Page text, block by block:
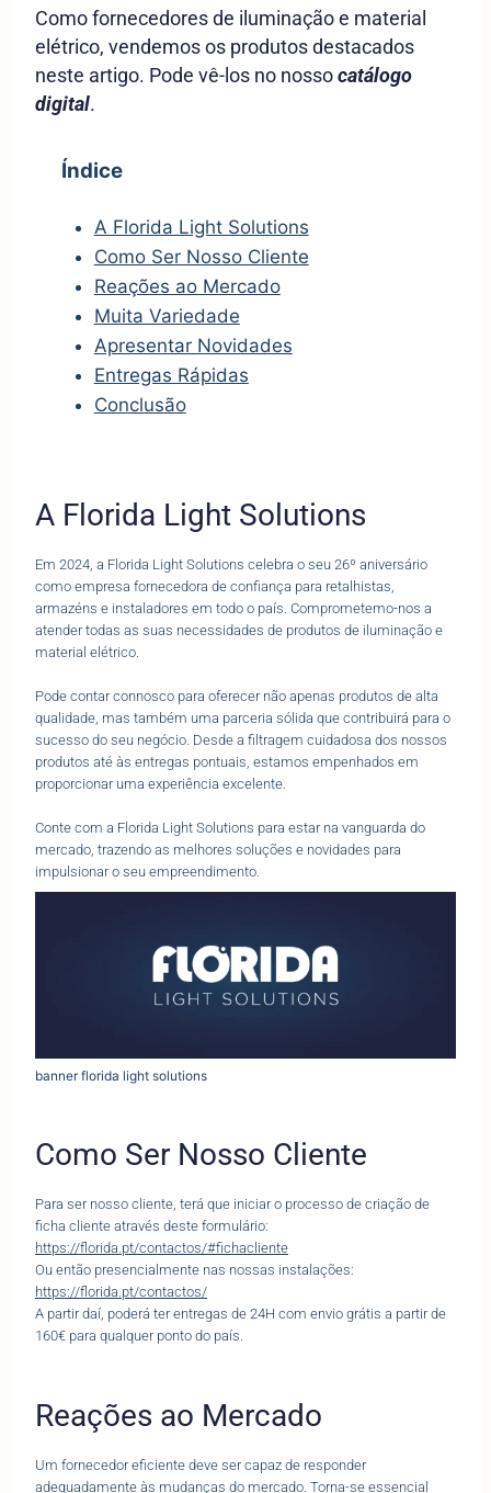
Como fornecedores de iluminação e material
elétrico, vendemos os produtos destacados
neste artigo. Pode vê-los no nosso catálogo
digital.
Índice
A Florida Light Solutions
Como Ser Nosso Cliente
Reações ao Mercado
Muita Variedade
Apresentar Novidades
Entregas Rápidas
Conclusão
A Florida Light Solutions
Em 2024, a Florida Light Solutions celebra o seu 26º aniversário
como empresa fornecedora de confiança para retalhistas,
armazéns e instaladores em todo o país. Comprometemo-nos a
atender todas as suas necessidades de produtos de iluminação e
material elétrico.
Pode contar connosco para oferecer não apenas produtos de alta
qualidade, mas também uma parceria sólida que contribuirá para o
sucesso do seu negócio. Desde a filtragem cuidadosa dos nossos
produtos até às entregas pontuais, estamos empenhados em
proporcionar uma experiência excelente.
Conte com a Florida Light Solutions para estar na vanguarda do
mercado, trazendo as melhores soluções e novidades para
impulsionar o seu empreendimento.
banner florida light solutions
Como Ser Nosso Cliente
Para ser nosso cliente, terá que iniciar o processo de criação de
ficha cliente através deste formulário:
https://florida.pt/contactos/#fichacliente
Ou então presencialmente nas nossas instalações:
https://florida.pt/contactos/
A partir daí, poderá ter entregas de 24H com envio grátis a partir de
160€ para qualquer ponto do país.
Reações ao Mercado
Um fornecedor eficiente deve ser capaz de responder
adequadamente às mudanças do mercado. Torna-se essencial